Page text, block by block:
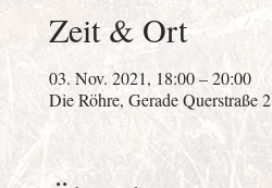
Zeit & Ort
03. Nov. 2021, 18:00 – 20:00
Die Röhre, Gerade Querstraße